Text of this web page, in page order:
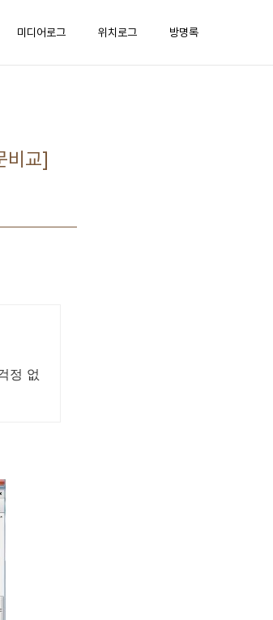
미디어로그 위치로그 방명록
비교]
정 없